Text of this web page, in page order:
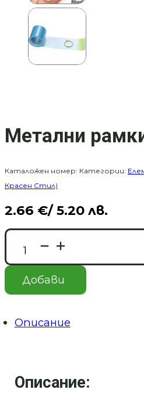
Метални
Каталожен номер: Категории:
Красен Стил)
2.66 €/ 5.20 лв.
количество
за
Метални
рамки
за
бижута
UV
смола
Добави
Описание
Описание: